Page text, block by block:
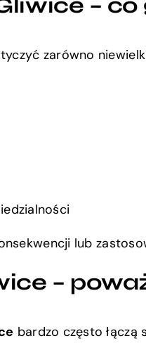
zarówno
lub
–
bardzo często łączą